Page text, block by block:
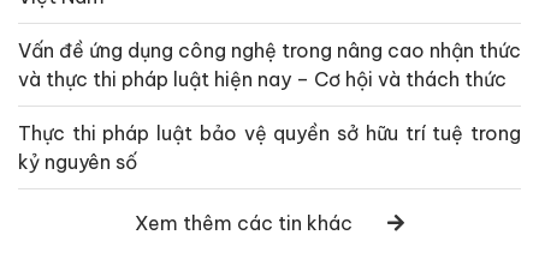
Vấn đề ứng dụng công nghệ trong nâng cao nhận thức
và thực thi pháp luật hiện nay – Cơ hội và thách thức
Thực thi pháp luật bảo vệ quyền sở hữu trí tuệ trong
kỷ nguyên số
Xem thêm các tin khác